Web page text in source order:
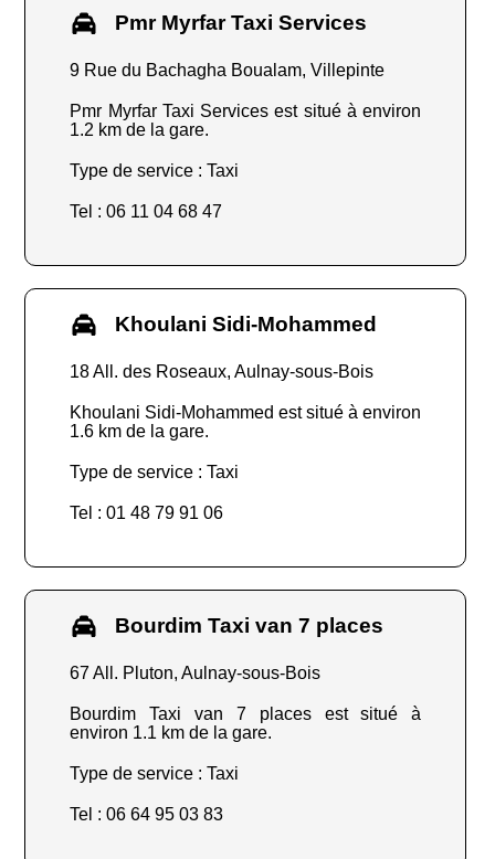
Pmr Myrfar Taxi Services
9 Rue du Bachagha Boualam, Villepinte
Pmr Myrfar Taxi Services est situé à environ
1.2 km de la gare.
Type de service : Taxi
Tel : 06 11 04 68 47
Khoulani Sidi-Mohammed
18 All. des Roseaux, Aulnay-sous-Bois
Khoulani Sidi-Mohammed est situé à environ
1.6 km de la gare.
Type de service : Taxi
Tel : 01 48 79 91 06
Bourdim Taxi van 7 places
67 All. Pluton, Aulnay-sous-Bois
Bourdim Taxi van 7 places est situé à
environ 1.1 km de la gare.
Type de service : Taxi
Tel : 06 64 95 03 83